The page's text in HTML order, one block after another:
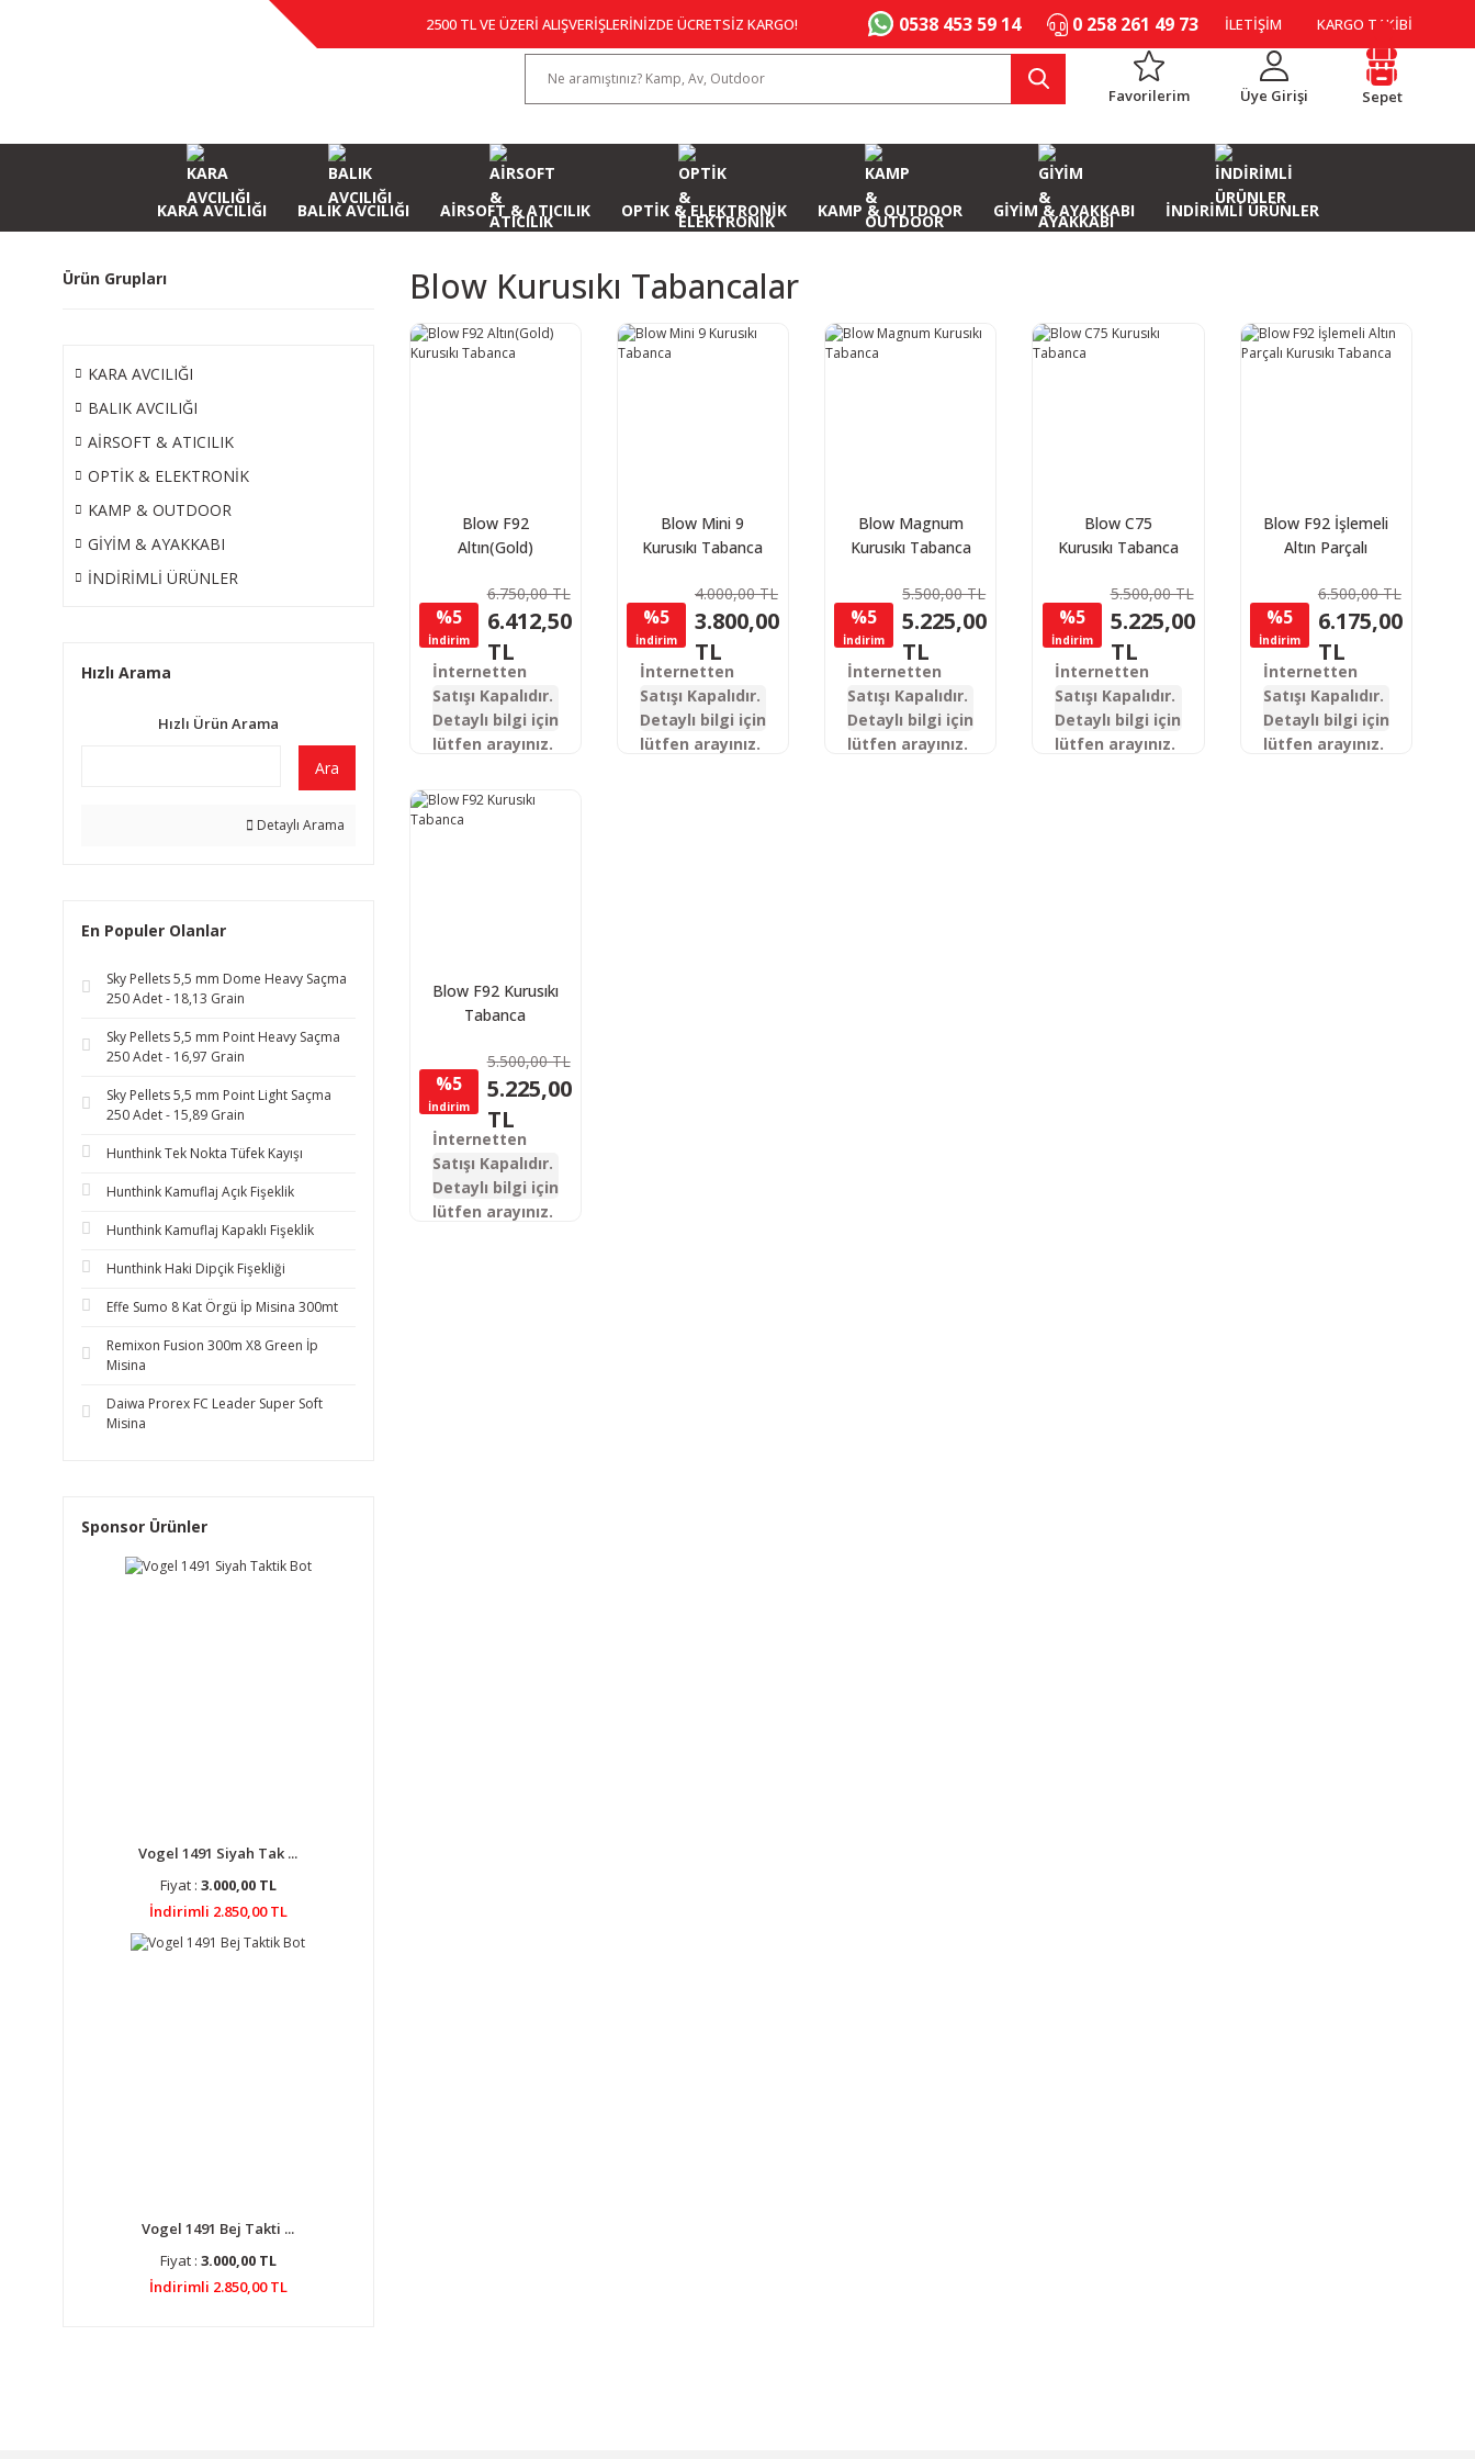
2500 TL VE ÜZERİ ALIŞVERİŞLERİNİZDE ÜCRETSİZ KARGO! 0538 453 59 14 0 258 261 49 73 İLETİŞİM KARGO TAKİBİ
Favorilerim Üye Girişi Sepet
KARA AVCILIĞI BALIK AVCILIĞI AİRSOFT & ATICILIK OPTİK & ELEKTRONİK KAMP & OUTDOOR GİYİM & AYAKKABI İNDİRİMLİ ÜRÜNLER
Ürün Grupları
KARA AVCILIĞI
BALIK AVCILIĞI
AİRSOFT & ATICILIK
OPTİK & ELEKTRONİK
KAMP & OUTDOOR
GİYİM & AYAKKABI
İNDİRİMLİ ÜRÜNLER
Hızlı Arama
Hızlı Ürün Arama
Ara
Detaylı Arama
En Populer Olanlar
Sky Pellets 5,5 mm Dome Heavy Saçma
250 Adet - 18,13 Grain
Sky Pellets 5,5 mm Point Heavy Saçma
250 Adet - 16,97 Grain
Sky Pellets 5,5 mm Point Light Saçma
250 Adet - 15,89 Grain
Hunthink Tek Nokta Tüfek Kayışı
Hunthink Kamuflaj Açık Fişeklik
Hunthink Kamuflaj Kapaklı Fişeklik
Hunthink Haki Dipçik Fişekliği
Effe Sumo 8 Kat Örgü İp Misina 300mt
Remixon Fusion 300m X8 Green İp
Misina
Daiwa Prorex FC Leader Super Soft
Misina
Sponsor Ürünler
Vogel 1491 Siyah Tak ...
Fiyat : 3.000,00 TL
İndirimli 2.850,00 TL
Vogel 1491 Bej Takti ...
Fiyat : 3.000,00 TL
İndirimli 2.850,00 TL
Blow Kurusıkı Tabancalar
Blow F92
Altın(Gold)
%5
İndirim
6.750,00 TL
6.412,50
TL
İnternetten
Satışı Kapalıdır.
Detaylı bilgi için
lütfen arayınız.
Blow Mini 9
Kurusıkı Tabanca
%5
İndirim
4.000,00 TL
3.800,00
TL
İnternetten
Satışı Kapalıdır.
Detaylı bilgi için
lütfen arayınız.
Blow Magnum
Kurusıkı Tabanca
%5
İndirim
5.500,00 TL
5.225,00
TL
İnternetten
Satışı Kapalıdır.
Detaylı bilgi için
lütfen arayınız.
Blow C75
Kurusıkı Tabanca
%5
İndirim
5.500,00 TL
5.225,00
TL
İnternetten
Satışı Kapalıdır.
Detaylı bilgi için
lütfen arayınız.
Blow F92 İşlemeli
Altın Parçalı
%5
İndirim
6.500,00 TL
6.175,00
TL
İnternetten
Satışı Kapalıdır.
Detaylı bilgi için
lütfen arayınız.
Blow F92 Kurusıkı
Tabanca
%5
İndirim
5.500,00 TL
5.225,00
TL
İnternetten
Satışı Kapalıdır.
Detaylı bilgi için
lütfen arayınız.